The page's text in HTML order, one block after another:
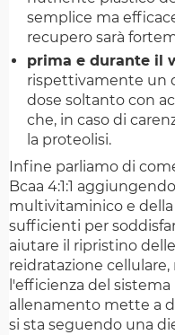
semplice ma
recupero sarà
prima e durante il
rispettivamente un
dose soltanto con
che, in caso di
la proteolisi.
Infine parliamo di
Bcaa 4:1:1
multivitaminico e
sufficienti per
aiutare il ripristino
reidratazione
l'efficienza del
allenamento mette a
si sta seguendo una